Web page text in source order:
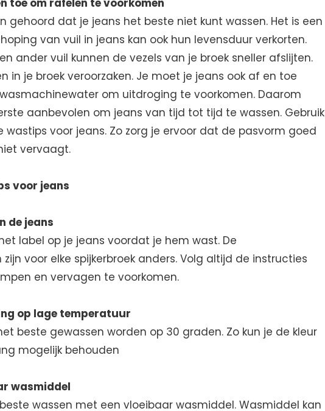
toe om rafelen te voorkomen
gehoord dat je jeans het beste niet kunt wassen. Het is een
van vuil in jeans kan ook hun levensduur verkorten.
ander vuil kunnen de vezels van je broek sneller afslijten.
in je broek veroorzaken. Je moet je jeans ook af en toe
om uitdroging te voorkomen. Daarom
aanbevolen om jeans van tijd tot tijd te wassen. Gebruik
voor jeans. Zo zorg je ervoor dat de pasvorm goed
vervaagt.
voor jeans
de jeans
label op je jeans voordat je hem wast. De
voor elke spijkerbroek anders. Volg altijd de instructies
en vervagen te voorkomen.
op lage temperatuur
beste gewassen worden op 30 graden. Zo kun je de kleur
mogelijk behouden
wasmiddel
wassen met een vloeibaar wasmiddel. Wasmiddel kan